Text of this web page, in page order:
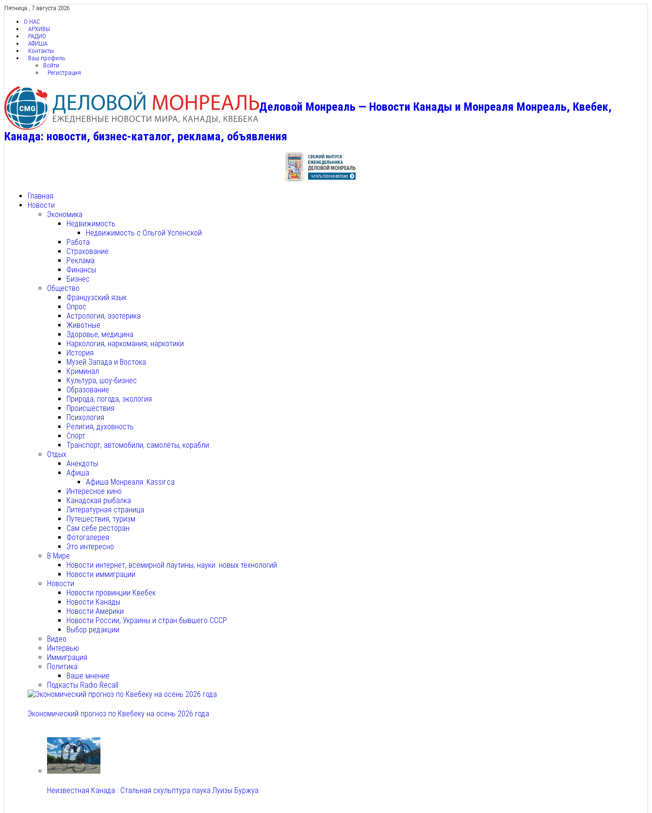
Пятница , 7 августа 2026
О НАС
АРХИВЫ
РАДИО
АФИША
Контакты
Ваш профиль
Войти
Регистрация
Деловой Монреаль — Новости Канады и Монреаля Монреаль, Квебек,
Канада: новости, бизнес-каталог, реклама, объявления
Главная
Новости
Экономика
Недвижимость
Недвижимость с Ольгой Успенской
Работа
Страхование
Реклама
Финансы
Бизнес
Общество
Французский язык
Опрос
Астрология, эзотерика
Животные
Здоровье, медицина
Наркология, наркомания, наркотики
История
Музей Запада и Востока
Криминал
Культура, шоу-бизнес
Образование
Природа, погода, экология
Происшествия
Психология
Религия, духовность
Спорт
Транспорт, автомобили, самолёты, корабли
Отдых
Анекдоты
Афиша
Афиша Монреаля: Kassir.ca
Интересное кино
Канадская рыбалка
Литературная страница
Путешествия, туризм
Сам себе ресторан
Фотогалерея
Это интересно
В Мире
Новости интернет, всемирной паутины, науки. новых технологий
Новости иммиграции
Новости
Новости провинции Квебек
Новости Канады
Новости Америки
Новости России, Украины и стран бывшего СССР
Выбор редакции
Видео
Интервью
Иммиграция
Политика
Ваше мнение
Подкасты Radio Recall
Экономический прогноз по Квебеку на осень 2026 года
Неизвестная Канада : Стальная скульптура паука Луизы Буржуа